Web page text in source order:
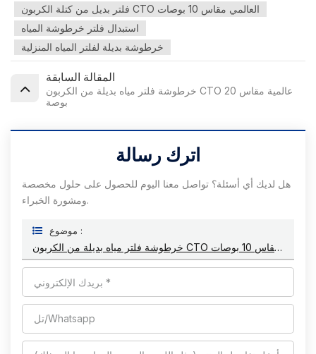
فلتر بديل من كتلة الكربون CTO العالمي مقاس 10 بوصات
استبدال فلتر خرطوشة المياه
خرطوشة بديلة لفلتر المياه المنزلية
المقالة السابقة
خرطوشة فلتر مياه بديلة من الكربون CTO عالمية مقاس 20
بوصة
اترك رسالة
هل لديك أي أسئلة؟ تواصل معنا اليوم للحصول على حلول مخصصة
ومشورة الخبراء.
موضوع :
خرطوشة فلتر مياه بديلة من الكربون CTO عالمية مقاس 10 بوصات